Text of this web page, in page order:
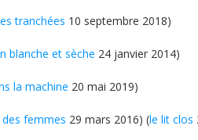
tranchées 10 septembre 2018)
blanche et sèche 24 janvier 2014)
la machine 20 mai 2019)
femmes 29 mars 2016) (le lit clos